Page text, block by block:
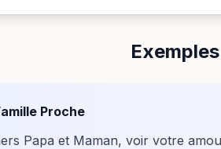
Proche
Papa et Maman, voir votre